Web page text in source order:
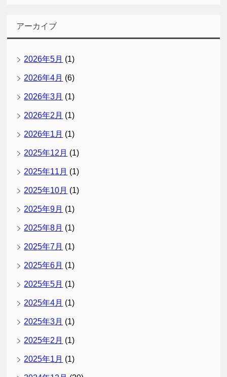
アーカイブ
2026年5月 (1)
2026年4月 (6)
2026年3月 (1)
2026年2月 (1)
2026年1月 (1)
2025年12月 (1)
2025年11月 (1)
2025年10月 (1)
2025年9月 (1)
2025年8月 (1)
2025年7月 (1)
2025年6月 (1)
2025年5月 (1)
2025年4月 (1)
2025年3月 (1)
2025年2月 (1)
2025年1月 (1)